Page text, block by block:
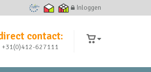
Ecommerce Europe Trustmark
Thuiswinkel waarborg
Thuiswinkel zakelijk
Inloggen
contact:
+31(0)412-627111